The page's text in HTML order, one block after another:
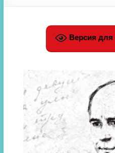
Версия для